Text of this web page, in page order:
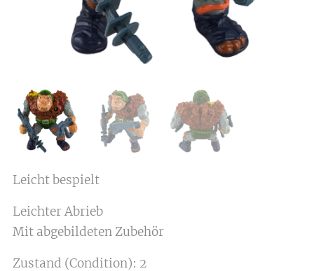
Leicht bespielt
Leichter Abrieb
Mit abgebildeten Zubehör
Zustand (Condition): 2